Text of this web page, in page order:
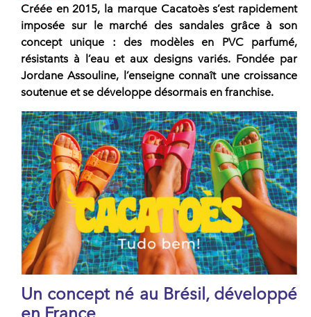
Créée en 2015, la marque Cacatoès s’est rapidement
imposée sur le marché des sandales grâce à son
concept unique : des modèles en PVC parfumé,
résistants à l’eau et aux designs variés. Fondée par
Jordane Assouline, l’enseigne connaît une croissance
soutenue et se développe désormais en franchise.
Un concept né au Brésil, développé